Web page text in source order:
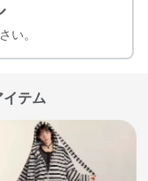
い。
テム